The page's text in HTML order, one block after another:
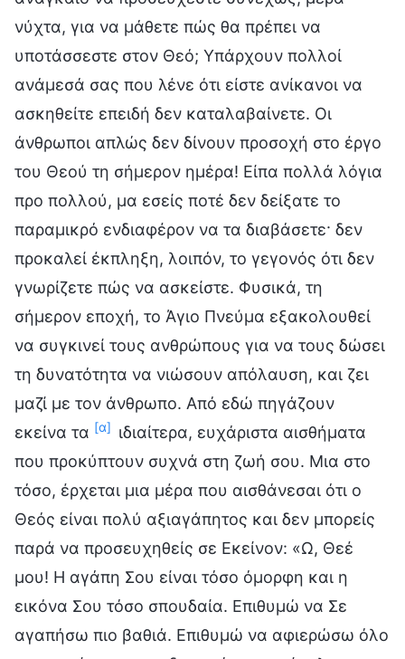
νύχτα, για να μάθετε πώς θα πρέπει να
υποτάσσεστε στον Θεό; Υπάρχουν πολλοί
ανάμεσά σας που λένε ότι είστε ανίκανοι να
ασκηθείτε επειδή δεν καταλαβαίνετε. Οι
άνθρωποι απλώς δεν δίνουν προσοχή στο έργο
του Θεού τη σήμερον ημέρα! Είπα πολλά λόγια
προ πολλού, μα εσείς ποτέ δεν δείξατε το
παραμικρό ενδιαφέρον να τα διαβάσετε· δεν
προκαλεί έκπληξη, λοιπόν, το γεγονός ότι δεν
γνωρίζετε πώς να ασκείστε. Φυσικά, τη
σήμερον εποχή, το Άγιο Πνεύμα εξακολουθεί
να συγκινεί τους ανθρώπους για να τους δώσει
τη δυνατότητα να νιώσουν απόλαυση, και ζει
μαζί με τον άνθρωπο. Από εδώ πηγάζουν
εκείνα τα [α] ιδιαίτερα, ευχάριστα αισθήματα
που προκύπτουν συχνά στη ζωή σου. Μια στο
τόσο, έρχεται μια μέρα που αισθάνεσαι ότι ο
Θεός είναι πολύ αξιαγάπητος και δεν μπορείς
παρά να προσευχηθείς σε Εκείνον: «Ω, Θεέ
μου! Η αγάπη Σου είναι τόσο όμορφη και η
εικόνα Σου τόσο σπουδαία. Επιθυμώ να Σε
αγαπήσω πιο βαθιά. Επιθυμώ να αφιερώσω όλο